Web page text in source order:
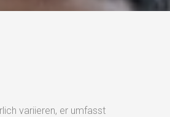
variieren, er umfasst